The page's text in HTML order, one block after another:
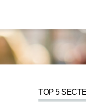
TOP 5